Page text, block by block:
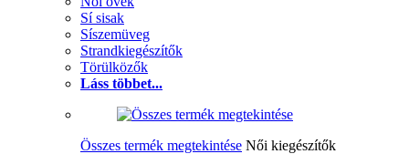
Sí sisak
Síszemüveg
Strandkiegészítők
Törülközők
Láss többet...
Összes termék megtekintése Női kiegészítők